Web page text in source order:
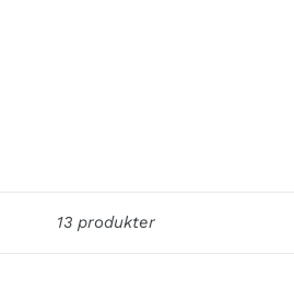
13 produkter